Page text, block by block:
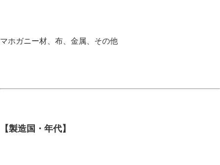
マホガニー材、布、金属、その他
【製造国・年代】